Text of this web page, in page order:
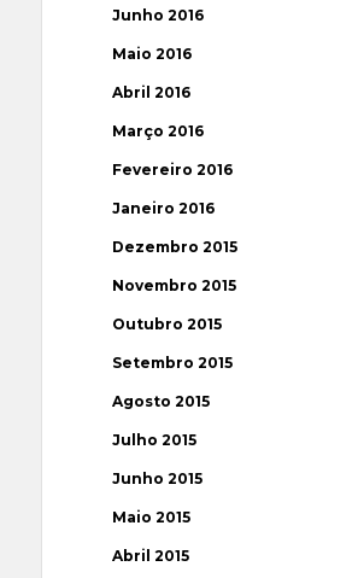
Junho 2016
Maio 2016
Abril 2016
Março 2016
Fevereiro 2016
Janeiro 2016
Dezembro 2015
Novembro 2015
Outubro 2015
Setembro 2015
Agosto 2015
Julho 2015
Junho 2015
Maio 2015
Abril 2015